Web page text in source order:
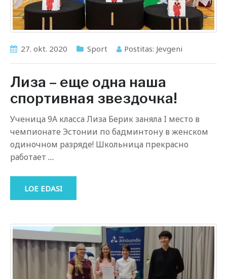
27. okt. 2020 Sport Postitas: Jevgeni
Лиза – еще одна наша
спортивная звездочка!
Ученица 9А класса Лиза Берик заняла I место в
чемпионате Эстонии по бадминтону в женском
одиночном разряде! Школьница прекрасно
работает …
LOE EDASI